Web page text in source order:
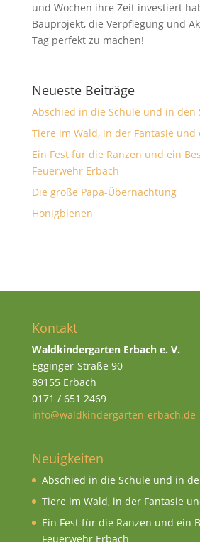
und Wochen ihre Zeit investiert
Bauprojekt, die Verpflegung und
Tag perfekt zu machen!
Neueste Beiträge
Abschied in die Schule und in den
Tiere im Wald, in der Fantasie
Ein Fest für die Ranzen und ein
Feuerwehr Erbach
Die große Papa-Übernachtung
Honigbienen
Kontakt
Waldkindergarten Erbach e. V.
Egginger-Straße 90
89155 Erbach
0171 / 651 2469
info@waldkindergarten-erbach.de
Neuigkeiten
Abschied in die Schule und in
Tiere im Wald, in der Fantasie
Ein Fest für die Ranzen und ein
Feuerwehr Erbach